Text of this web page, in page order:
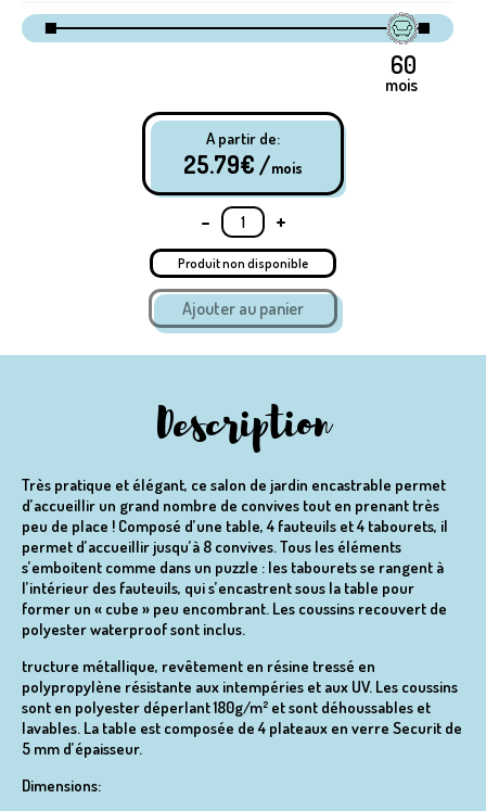
mois
A partir de:
25.79€ /mois
- +
Produit non disponible
Description
Très pratique et élégant, ce salon de jardin encastrable permet
d’accueillir un grand nombre de convives tout en prenant très
peu de place ! Composé d’une table, 4 fauteuils et 4 tabourets, il
permet d’accueillir jusqu’à 8 convives. Tous les éléments
s’emboitent comme dans un puzzle : les tabourets se rangent à
l’intérieur des fauteuils, qui s’encastrent sous la table pour
former un « cube » peu encombrant. Les coussins recouvert de
polyester waterproof sont inclus.
tructure métallique, revêtement en résine tressé en
polypropylène résistante aux intempéries et aux UV. Les coussins
sont en polyester déperlant 180g/m² et sont déhoussables et
lavables. La table est composée de 4 plateaux en verre Securit de
5 mm d’épaisseur.
Dimensions: